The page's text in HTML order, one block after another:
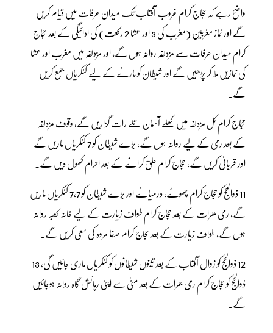
واضح رہے کہ حجاج کرام غروب آفتاب تک میدان عرفات میں قیام کریں
گے اور نماز مغربین (مغرب کی 3 اور عشا 2 رکعت) کی ادائیگی کے بعد حجاج
کرام میدان عرفات سے مزدلفہ روانہ ہوں گے، اور مزدلفہ میں مغرب اور عشا
کی نمازیں ملا کر پڑھیں گے اور شیطان کو مارنے کے لیے کنکریاں جمع کریں
گے۔
حجاج کرام کل مزدلفہ میں کھلے آسمان تلے رات گزاریں گے، وقوف مزدلفہ
کے بعد رمی کے لیے روانہ ہوں گے، بڑے شیطان کو 7 کنکریاں ماریں گے
اور قربانی کریں گے، حجاج کرام حلق کرانے کے بعد احرام کھول دیں گے۔
11 ذوالحج کو حجاج کرام چھوٹے، درمیانے اور بڑے شیطان کو 7،7 کنکریاں ماریں
گے، رمی جمرات کے بعد حجاج کرام طواف زیارت کے لیے خانہ کعبہ روانہ
ہوں گے، طواف زیارت کے بعد حجاج کرام صفا مروہ کی سعی کریں گے۔
12 ذوالحج کو زوال آفتاب کے بعد تینوں شیطانوں کو کنکریاں ماری جائیں گی، 13
ذوالحج کو حجاج کرام رمی جمرات کے بعد منیٰ سے اپنی رہائش گاہ روانہ ہوجائیں
گے۔